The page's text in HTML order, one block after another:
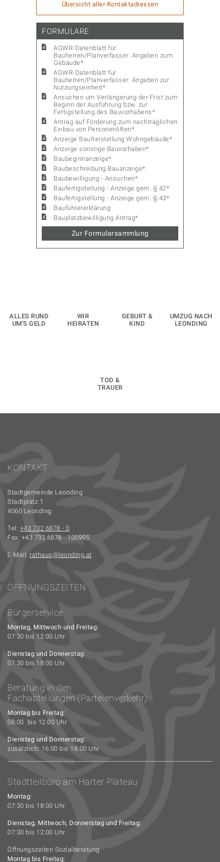
Übersicht aller Kontaktadressen
FORMULARE
AGWR-Datenblatt für
Bauherren/Planverfasser: Angaben zum
Gebäude*
AGWR-Datenblatt für
Bauherren/Planverfasser: Angaben zur
Nutzungseinheit*
Ansuchen um Verlängerung der Frist zum
Beginn der Ausführung bzw. zur
Fertigstellung des Bauvorhabens*
Antrag auf Förderung zum nachträglichen
Einbau von Personenliften*
Anzeige Baufreistellung Wohngebäude*
Anzeige sonstige Bauvorhaben*
Baubeginnanzeige*
Baubeschreibung Bauanzeige*
Baubewilligung - Ansuchen*
Baufertigstellung - Anzeige gem. § 42*
Baufertigstellung - Anzeige gem. § 43*
Bauführererklärung
Bauplatzbewilligung Antrag*
Zur Formularsammlung
ALLES RUND
UM'S GELD
WIR
HEIRATEN
GEBURT &
KIND
UMZUG NACH
LEONDING
TOD &
TRAUER
KONTAKT
Stadtgemeinde Leonding
Stadtplatz 1
4060 Leonding
Tel: +43 732 6878 - 0
Fax: +43 732 6878 - 100995
E-Mail: rathaus leonding.at
ÖFFNUNGSZEITEN
Bürgerservice
Montag, Mittwoch und Freitag:
07:30 bis 12:00 Uhr
Dienstag und Donnerstag:
07:30 bis 18:00 Uhr
Beratung in den
Fachabteilungen (Parteienverkehr):
Montag bis Freitag:
08:00 bis 12:00 Uhr
Dienstag und Donnerstag:
zusätzlich: 16:00 bis 18:00 Uhr
Stadtteilbüro am Harter Plateau
Montag:
07:30 bis 18:00 Uhr
Dienstag, Mittwoch, Donnerstag und Freitag:
07:30 bis 12:00 Uhr
Öffnungszeiten Sozialberatung
Montag bis Freitag: